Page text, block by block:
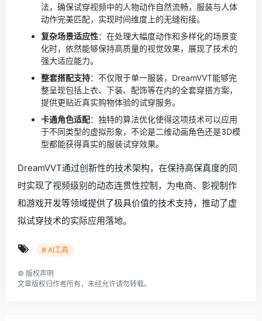
法，确保试穿视频中的人物动作自然流畅，服装与人体
动作完美匹配，实现时间维度上的无缝衔接。
复杂场景适应性：在处理大幅度动作和多样化的场景变
化时，依然能够保持高质量的视觉效果，展现了技术的
强大适应能力。
整套搭配支持：不仅限于单一服装，DreamVVT能够完
整呈现包括上衣、下装、配饰等在内的全套穿搭方案，
提供更贴近真实购物体验的试穿服务。
卡通角色适配：独特的算法优化使得这项技术可以应用
于不同类型的虚拟形象，不论是二维动画角色还是3D模
型都能获得真实的服装试穿效果。
DreamVVT通过创新性的技术架构，在保持高保真度的同
时实现了视频级别的动态连贯性控制，为电商、影视制作
和游戏开发等领域提供了极具价值的技术支持，推动了虚
拟试穿技术的实际应用落地。
# AI工具
© 版权声明
文章版权归作者所有，未经允许请勿转载。